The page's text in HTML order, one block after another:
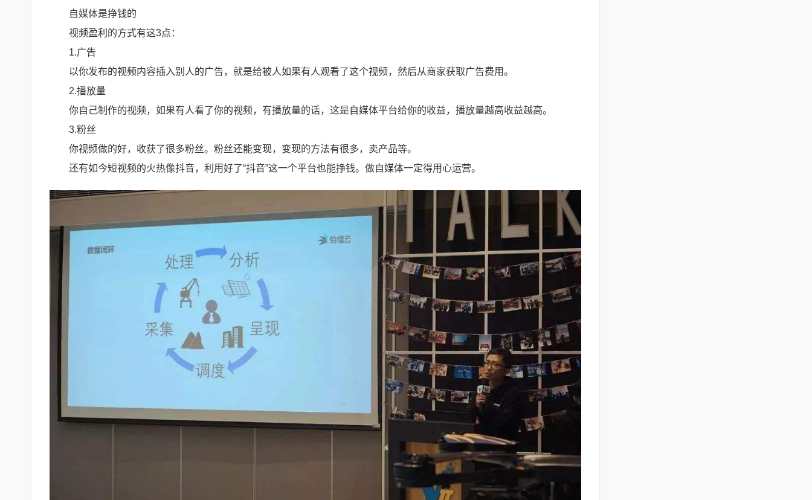
自媒体是挣钱的
视频盈利的方式有这3点：
1.广告
以你发布的视频内容插入别人的广告，就是给被人如果有人观看了这个视频，然后从商家获取广告费用。
2.播放量
你自己制作的视频，如果有人看了你的视频，有播放量的话，这是自媒体平台给你的收益，播放量越高收益越高。
3.粉丝
你视频做的好，收获了很多粉丝。粉丝还能变现，变现的方法有很多，卖产品等。
还有如今短视频的火热像抖音，利用好了“抖音”这一个平台也能挣钱。做自媒体一定得用心运营。